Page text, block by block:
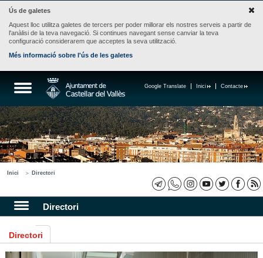
Ús de galetes
Aquest lloc utilitza galetes de tercers per poder millorar els nostres serveis a partir de
l'anàlisi de la teva navegació. Si continues navegant sense canviar la teva
configuració considerarem que acceptes la seva utilització.
Més informació sobre l'ús de les galetes
Contacte
Inici
Google Translate
Inici Directori
Directori
Directori